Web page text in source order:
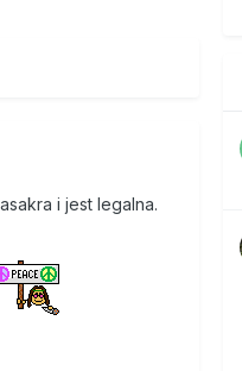
i jest legalna.